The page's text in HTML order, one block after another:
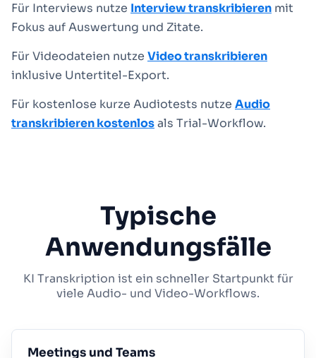
Für Interviews nutze Interview transkribieren mit
Fokus auf Auswertung und Zitate.
Für Videodateien nutze Video transkribieren
inklusive Untertitel-Export.
Für kostenlose kurze Audiotests nutze Audio
transkribieren kostenlosals Trial-Workflow.
Typische
Anwendungsfälle
KI Transkription ist ein schneller Startpunkt für
viele Audio- und Video-Workflows.
Meetings und Teams